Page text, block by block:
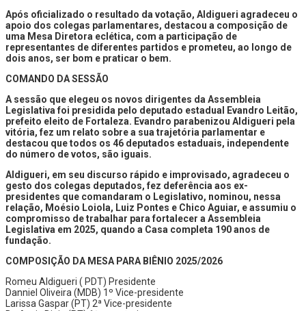
Após oficializado o resultado da votação, Aldigueri agradeceu o
apoio dos colegas parlamentares, destacou a composição de
uma Mesa Diretora eclética, com a participação de
representantes de diferentes partidos e prometeu, ao longo de
dois anos, ser bom e praticar o bem.
COMANDO DA SESSÃO
A sessão que elegeu os novos dirigentes da Assembleia
Legislativa foi presidida pelo deputado estadual Evandro Leitão,
prefeito eleito de Fortaleza. Evandro parabenizou Aldigueri pela
vitória, fez um relato sobre a sua trajetória parlamentar e
destacou que todos os 46 deputados estaduais, independente
do número de votos, são iguais.
Aldigueri, em seu discurso rápido e improvisado, agradeceu o
gesto dos colegas deputados, fez deferência aos ex-
presidentes que comandaram o Legislativo, nominou, nessa
relação, Moésio Loiola, Luiz Pontes e Chico Aguiar, e assumiu o
compromisso de trabalhar para fortalecer a Assembleia
Legislativa em 2025, quando a Casa completa 190 anos de
fundação.
COMPOSIÇÃO DA MESA PARA BIÊNIO 2025/2026
Romeu Aldigueri ( PDT) Presidente
Danniel Oliveira (MDB) 1º Vice-presidente
Larissa Gaspar (PT) 2ª Vice-presidente